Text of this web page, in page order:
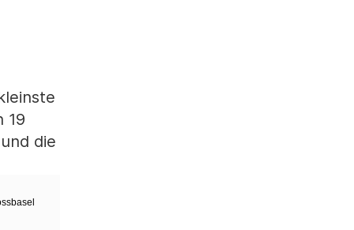
19
die